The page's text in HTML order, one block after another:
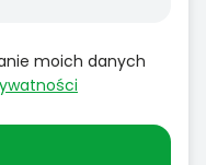
moich danych